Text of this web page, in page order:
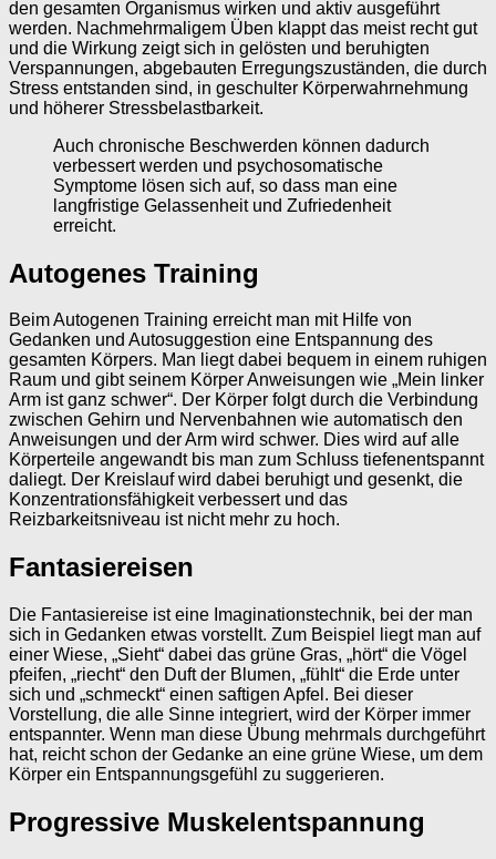
den gesamten Organismus wirken und aktiv ausgeführt
werden. Nachmehrmaligem Üben klappt das meist recht gut
und die Wirkung zeigt sich in gelösten und beruhigten
Verspannungen, abgebauten Erregungszuständen, die durch
Stress entstanden sind, in geschulter Körperwahrnehmung
und höherer Stressbelastbarkeit.
Auch chronische Beschwerden können dadurch
verbessert werden und psychosomatische
Symptome lösen sich auf, so dass man eine
langfristige Gelassenheit und Zufriedenheit
erreicht.
Autogenes Training
Beim Autogenen Training erreicht man mit Hilfe von
Gedanken und Autosuggestion eine Entspannung des
gesamten Körpers. Man liegt dabei bequem in einem ruhigen
Raum und gibt seinem Körper Anweisungen wie „Mein linker
Arm ist ganz schwer“. Der Körper folgt durch die Verbindung
zwischen Gehirn und Nervenbahnen wie automatisch den
Anweisungen und der Arm wird schwer. Dies wird auf alle
Körperteile angewandt bis man zum Schluss tiefenentspannt
daliegt. Der Kreislauf wird dabei beruhigt und gesenkt, die
Konzentrationsfähigkeit verbessert und das
Reizbarkeitsniveau ist nicht mehr zu hoch.
Fantasiereisen
Die Fantasiereise ist eine Imaginationstechnik, bei der man
sich in Gedanken etwas vorstellt. Zum Beispiel liegt man auf
einer Wiese, „Sieht“ dabei das grüne Gras, „hört“ die Vögel
pfeifen, „riecht“ den Duft der Blumen, „fühlt“ die Erde unter
sich und „schmeckt“ einen saftigen Apfel. Bei dieser
Vorstellung, die alle Sinne integriert, wird der Körper immer
entspannter. Wenn man diese Übung mehrmals durchgeführt
hat, reicht schon der Gedanke an eine grüne Wiese, um dem
Körper ein Entspannungsgefühl zu suggerieren.
Progressive Muskelentspannung